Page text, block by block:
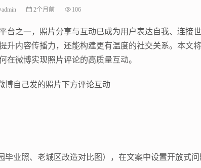
admin 2个月前 106
台之一，照片分享与互动已成为用户表达自我、连接
内容传播力，还能构建更有温度的社交关系。本文将
微博实现照片评论的高质量互动。
业照、老城区改造对比图），在文案中设置开放式